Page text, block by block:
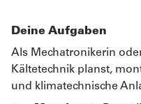
Deine Aufgaben
Als Mechatronikerin
Kältetechnik planst,
und klimatechnische